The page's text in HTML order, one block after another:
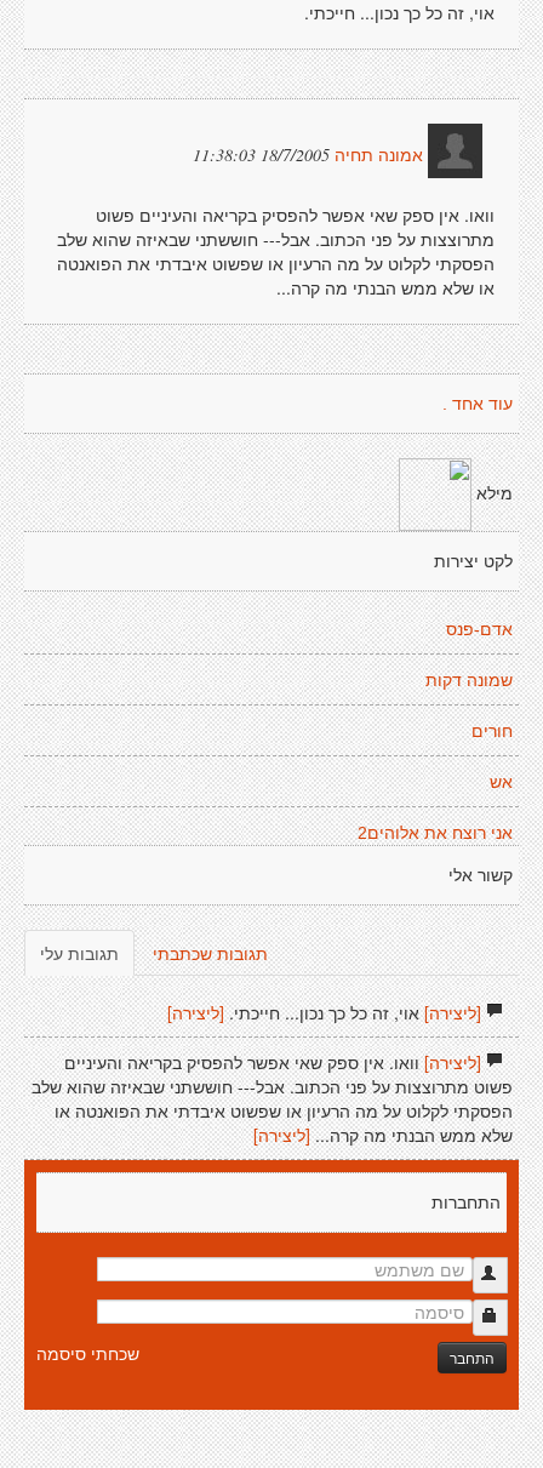
אוי, זה כל כך נכון... חייכתי.
אמונה תחיה 18/7/2005 11:38:03
וואו. אין ספק שאי אפשר להפסיק בקריאה והעיניים פשוט
מתרוצצות על פני הכתוב. אבל--- חוששתני שבאיזה שהוא שלב
הפסקתי לקלוט על מה הרעיון או שפשוט איבדתי את הפואנטה
או שלא ממש הבנתי מה קרה...
עוד אחד .
מילא
לקט יצירות
אדם-פנס
שמונה דקות
חורים
אש
אני רוצח את אלוהים2
קשור אלי
תגובות עלי תגובות שכתבתי
[ליצירה]אוי, זה כל כך נכון... חייכתי. [ליצירה]
[ליצירה]וואו. אין ספק שאי אפשר להפסיק בקריאה והעיניים
פשוט מתרוצצות על פני הכתוב. אבל--- חוששתני שבאיזה שהוא שלב
הפסקתי לקלוט על מה הרעיון או שפשוט איבדתי את הפואנטה או
שלא ממש הבנתי מה קרה... [ליצירה]
התחברות
התחבר שכחתי סיסמה